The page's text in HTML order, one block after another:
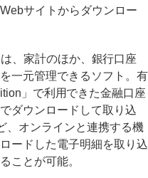
サイトからダウンロー
、家計のほか、銀行口座
一元管理できるソフト。有
」で利用できた金融口座
ダウンロードして取り込
、オンラインと連携する機
ードした電子明細を取り込
ことが可能。